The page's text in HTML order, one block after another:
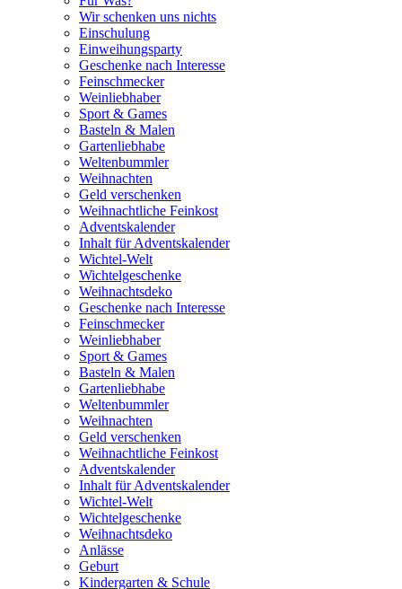
Wir schenken uns nichts
Einschulung
Einweihungsparty
Geschenke nach Interesse
Feinschmecker
Weinliebhaber
Sport & Games
Basteln & Malen
Gartenliebhabe
Weltenbummler
Weihnachten
Geld verschenken
Weihnachtliche Feinkost
Adventskalender
Inhalt für Adventskalender
Wichtel-Welt
Wichtelgeschenke
Weihnachtsdeko
Geschenke nach Interesse
Feinschmecker
Weinliebhaber
Sport & Games
Basteln & Malen
Gartenliebhabe
Weltenbummler
Weihnachten
Geld verschenken
Weihnachtliche Feinkost
Adventskalender
Inhalt für Adventskalender
Wichtel-Welt
Wichtelgeschenke
Weihnachtsdeko
Anlässe
Geburt
Kindergarten & Schule